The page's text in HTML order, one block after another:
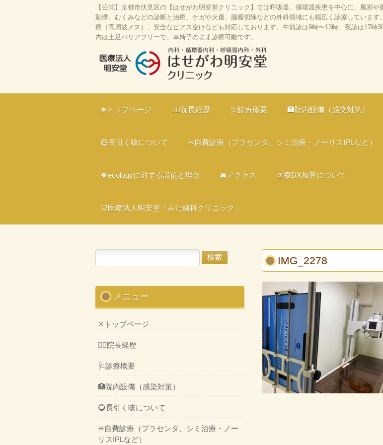
【公式】京都市伏見区の【はせがわ明安堂クリニック】では呼吸器、循環器疾患を中心に、風邪
動悸、むくみなどの診断と治療、ケガや火傷、腫瘤切除などの外科領域にも幅広く診療していま
療（高周波メス）、安全なピアス空けなども対応しております。午前診は9時〜13時、夜診は17
内は土足バリアフリーで、車椅子のまま診療可能です。
はせがわ明安堂クリニックの公式HP、京都市伏見
区の内科、呼吸器科、循環器科、外科の診療、オン
ライン診療、駐車場10台、web予約、バリアフリ
✳️トップページ 👨‍⚕️院長経歴 🩺診療概要 🏥院内設備（感染対策）
😷長引く咳について ✳️自費診療（プラセンタ、シミ治療・ノーリスIPLなど）
🍀ecologyに対する設備と理念 🚘アクセス 医療DX加算について
🦷医療法人明安堂「みた歯科クリニック」
IMG_2278
索:
メニュー
✳️トップページ
👨‍⚕️院長経歴
🩺診療概要
🏥院内設備（感染対策）
😷長引く咳について
✳️自費診療（プラセンタ、シミ治療・ノー
リスIPLなど）